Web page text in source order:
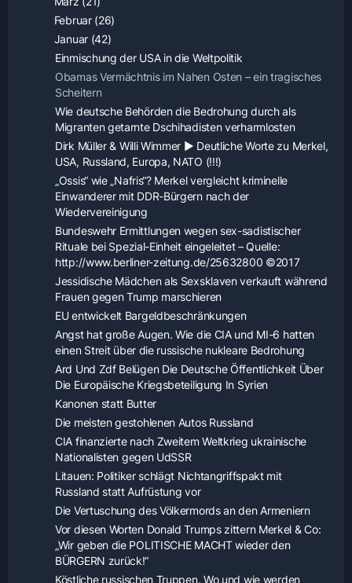
Februar (26)
Januar (42)
Einmischung der USA in die Weltpolitik
Obamas Vermächtnis im Nahen Osten – ein tragisches
Scheitern
Wie deutsche Behörden die Bedrohung durch als
Migranten getarnte Dschihadisten verharmlosten
Dirk Müller & Willi Wimmer ▶ Deutliche Worte zu Merkel,
USA, Russland, Europa, NATO (!!!)
„Ossis“ wie „Nafris“? Merkel vergleicht kriminelle
Einwanderer mit DDR-Bürgern nach der
Wiedervereinigung
Bundeswehr Ermittlungen wegen sex-sadistischer
Rituale bei Spezial-Einheit eingeleitet – Quelle:
http://www.berliner-zeitung.de/25632800 ©2017
Jessidische Mädchen als Sexsklaven verkauft während
Frauen gegen Trump marschieren
EU entwickelt Bargeldbeschränkungen
Angst hat große Augen. Wie die CIA und MI-6 hatten
einen Streit über die russische nukleare Bedrohung
Ard Und Zdf Belügen Die Deutsche Öffentlichkeit Über
Die Europäische Kriegsbeteiligung In Syrien
Kanonen statt Butter
Die meisten gestohlenen Autos Russland
CIA finanzierte nach Zweitem Weltkrieg ukrainische
Nationalisten gegen UdSSR
Litauen: Politiker schlägt Nichtangriffspakt mit
Russland statt Aufrüstung vor
Die Vertuschung des Völkermords an den Armeniern
Vor diesen Worten Donald Trumps zittern Merkel & Co:
„Wir geben die POLITISCHE MACHT wieder den
BÜRGERN zurück!“
Köstliche russischen Truppen. Wo und wie werden